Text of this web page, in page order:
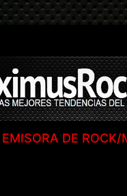
EMISORA DE ROCK/